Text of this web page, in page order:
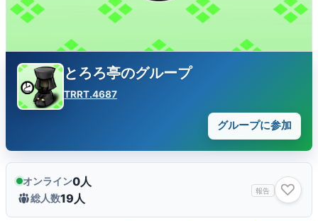
とろろ亭のグループ
TRRT.4687
グループに参加
オンライン0人
総人数19人
報告 ♡